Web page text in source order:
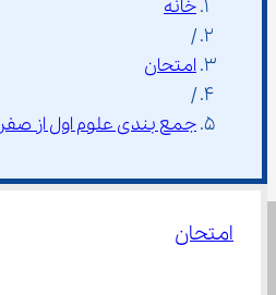
خانه
/
امتحان
/
جمع بندی علوم اول از صفر
امتحان